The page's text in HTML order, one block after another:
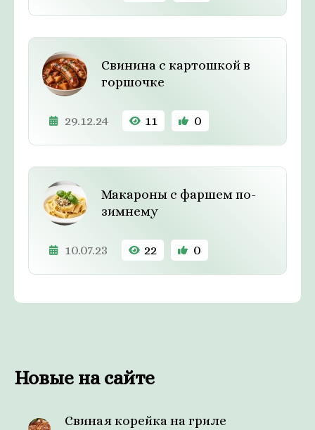
Свинина с картошкой в
горшочке
29.12.24 11 0
Макароны с фаршем по-
зимнему
10.07.23 22 0
Новые на сайте
Свиная корейка на гриле